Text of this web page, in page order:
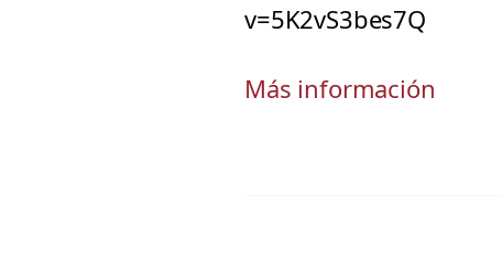
v=5K2vS3bes7Q
Más información